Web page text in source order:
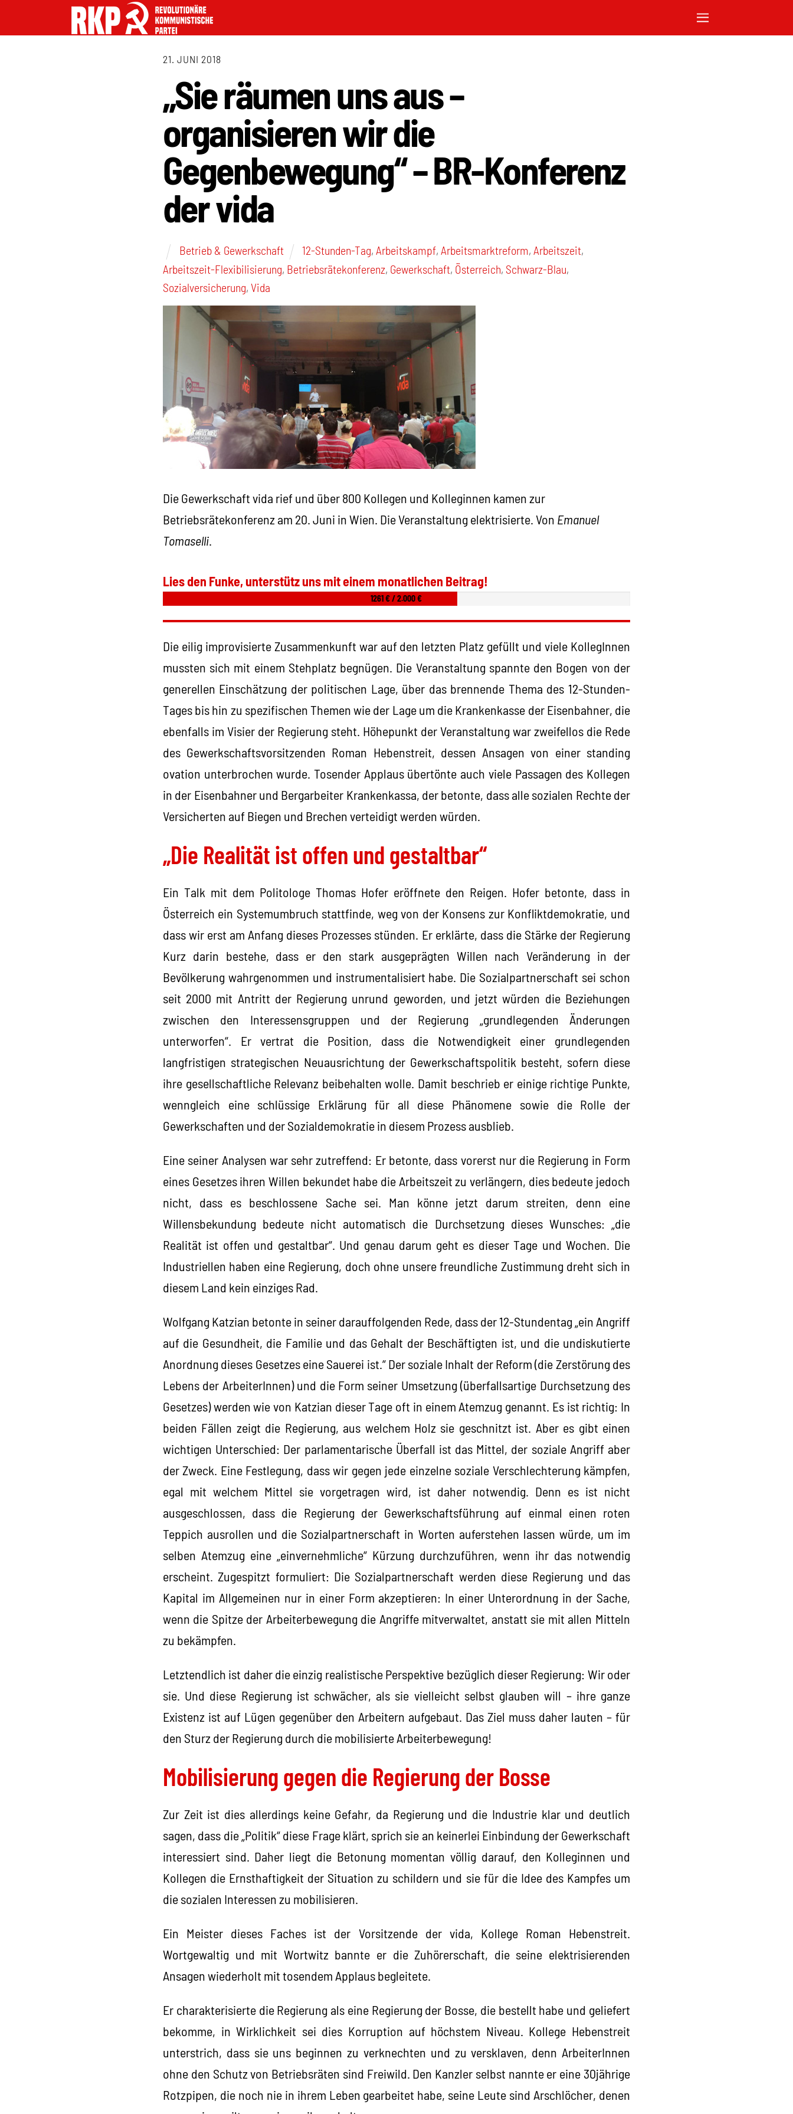
21. JUNI 2018
„Sie räumen uns aus –
organisieren wir die
Gegenbewegung“ – BR-Konferenz
der vida
Betrieb & Gewerkschaft 12-Stunden-Tag,Arbeitskampf,Arbeitsmarktreform,Arbeitszeit,
Arbeitszeit-Flexibilisierung, Betriebsrätekonferenz, Gewerkschaft, Österreich, Schwarz-Blau,
Sozialversicherung, Vida
Die Gewerkschaft vida rief und über 800 Kollegen und Kolleginnen kamen zur
Betriebsrätekonferenz am 20. Juni in Wien. Die Veranstaltung elektrisierte. Von Emanuel
Tomaselli.
Lies den Funke, unterstütz uns mit einem monatlichen Beitrag!
1261 € / 2.000 €
Die eilig improvisierte Zusammenkunft war auf den letzten Platz gefüllt und viele KollegInnen
mussten sich mit einem Stehplatz begnügen. Die Veranstaltung spannte den Bogen von der
generellen Einschätzung der politischen Lage, über das brennende Thema des 12-Stunden-
Tages bis hin zu spezifischen Themen wie der Lage um die Krankenkasse der Eisenbahner, die
ebenfalls im Visier der Regierung steht. Höhepunkt der Veranstaltung war zweifellos die Rede
des Gewerkschaftsvorsitzenden Roman Hebenstreit, dessen Ansagen von einer standing
ovation unterbrochen wurde. Tosender Applaus übertönte auch viele Passagen des Kollegen
in der Eisenbahner und Bergarbeiter Krankenkassa, der betonte, dass alle sozialen Rechte der
Versicherten auf Biegen und Brechen verteidigt werden würden.
„Die Realität ist offen und gestaltbar“
Ein Talk mit dem Politologe Thomas Hofer eröffnete den Reigen. Hofer betonte, dass in
Österreich ein Systemumbruch stattfinde, weg von der Konsens zur Konfliktdemokratie, und
dass wir erst am Anfang dieses Prozesses stünden. Er erklärte, dass die Stärke der Regierung
Kurz darin bestehe, dass er den stark ausgeprägten Willen nach Veränderung in der
Bevölkerung wahrgenommen und instrumentalisiert habe. Die Sozialpartnerschaft sei schon
seit 2000 mit Antritt der Regierung unrund geworden, und jetzt würden die Beziehungen
zwischen den Interessensgruppen und der Regierung „grundlegenden Änderungen
unterworfen“. Er vertrat die Position, dass die Notwendigkeit einer grundlegenden
langfristigen strategischen Neuausrichtung der Gewerkschaftspolitik besteht, sofern diese
ihre gesellschaftliche Relevanz beibehalten wolle. Damit beschrieb er einige richtige Punkte,
wenngleich eine schlüssige Erklärung für all diese Phänomene sowie die Rolle der
Gewerkschaften und der Sozialdemokratie in diesem Prozess ausblieb.
Eine seiner Analysen war sehr zutreffend: Er betonte, dass vorerst nur die Regierung in Form
eines Gesetzes ihren Willen bekundet habe die Arbeitszeit zu verlängern, dies bedeute jedoch
nicht, dass es beschlossene Sache sei. Man könne jetzt darum streiten, denn eine
Willensbekundung bedeute nicht automatisch die Durchsetzung dieses Wunsches: „die
Realität ist offen und gestaltbar“. Und genau darum geht es dieser Tage und Wochen. Die
Industriellen haben eine Regierung, doch ohne unsere freundliche Zustimmung dreht sich in
diesem Land kein einziges Rad.
Wolfgang Katzian betonte in seiner darauffolgenden Rede, dass der 12-Stundentag „ein Angriff
auf die Gesundheit, die Familie und das Gehalt der Beschäftigten ist, und die undiskutierte
Anordnung dieses Gesetzes eine Sauerei ist.“ Der soziale Inhalt der Reform (die Zerstörung des
Lebens der ArbeiterInnen) und die Form seiner Umsetzung (überfallsartige Durchsetzung des
Gesetzes) werden wie von Katzian dieser Tage oft in einem Atemzug genannt. Es ist richtig: In
beiden Fällen zeigt die Regierung, aus welchem Holz sie geschnitzt ist. Aber es gibt einen
wichtigen Unterschied: Der parlamentarische Überfall ist das Mittel, der soziale Angriff aber
der Zweck. Eine Festlegung, dass wir gegen jede einzelne soziale Verschlechterung kämpfen,
egal mit welchem Mittel sie vorgetragen wird, ist daher notwendig. Denn es ist nicht
ausgeschlossen, dass die Regierung der Gewerkschaftsführung auf einmal einen roten
Teppich ausrollen und die Sozialpartnerschaft in Worten auferstehen lassen würde, um im
selben Atemzug eine „einvernehmliche“ Kürzung durchzuführen, wenn ihr das notwendig
erscheint. Zugespitzt formuliert: Die Sozialpartnerschaft werden diese Regierung und das
Kapital im Allgemeinen nur in einer Form akzeptieren: In einer Unterordnung in der Sache,
wenn die Spitze der Arbeiterbewegung die Angriffe mitverwaltet, anstatt sie mit allen Mitteln
zu bekämpfen.
Letztendlich ist daher die einzig realistische Perspektive bezüglich dieser Regierung: Wir oder
sie. Und diese Regierung ist schwächer, als sie vielleicht selbst glauben will – ihre ganze
Existenz ist auf Lügen gegenüber den Arbeitern aufgebaut. Das Ziel muss daher lauten – für
den Sturz der Regierung durch die mobilisierte Arbeiterbewegung!
Mobilisierung gegen die Regierung der Bosse
Zur Zeit ist dies allerdings keine Gefahr, da Regierung und die Industrie klar und deutlich
sagen, dass die „Politik“ diese Frage klärt, sprich sie an keinerlei Einbindung der Gewerkschaft
interessiert sind. Daher liegt die Betonung momentan völlig darauf, den Kolleginnen und
Kollegen die Ernsthaftigkeit der Situation zu schildern und sie für die Idee des Kampfes um
die sozialen Interessen zu mobilisieren.
Ein Meister dieses Faches ist der Vorsitzende der vida, Kollege Roman Hebenstreit.
Wortgewaltig und mit Wortwitz bannte er die Zuhörerschaft, die seine elektrisierenden
Ansagen wiederholt mit tosendem Applaus begleitete.
Er charakterisierte die Regierung als eine Regierung der Bosse, die bestellt habe und geliefert
bekomme, in Wirklichkeit sei dies Korruption auf höchstem Niveau. Kollege Hebenstreit
unterstrich, dass sie uns beginnen zu verknechten und zu versklaven, denn ArbeiterInnen
ohne den Schutz von Betriebsräten sind Freiwild. Den Kanzler selbst nannte er eine 30jährige
Rotzpipen, die noch nie in ihrem Leben gearbeitet habe, seine Leute sind Arschlöcher, denen